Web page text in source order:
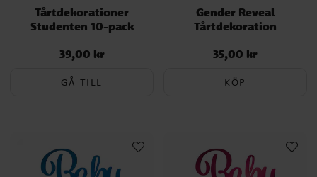
Tårtdekorationer
Studenten 10-pack
Pris:39,00 kr
39,00 kr
GÅ TILL
Gender Reveal
Tårtdekoration
Pris:35,00 kr
35,00 kr
KÖP